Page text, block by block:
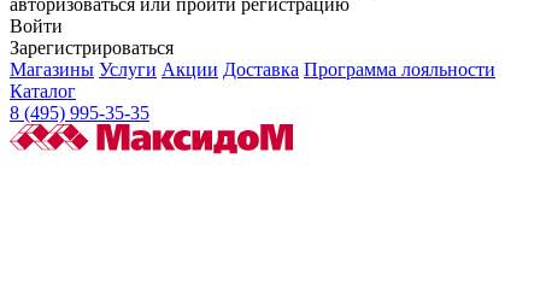
авторизоваться или пройти регистрацию
Войти
Зарегистрироваться
Магазины Услуги Акции Доставка Программа лояльности
Каталог
8 (495) 995-35-35